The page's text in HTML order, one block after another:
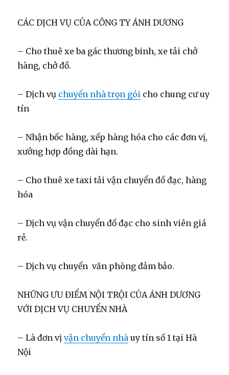
CÁC DỊCH VỤ CỦA CÔNG TY ÁNH DƯƠNG
– Cho thuê xe ba gác thương binh, xe tải chở
hàng, chở đồ.
– Dịch vụ chuyển nhà trọn gói cho chung cư uy
tín
– Nhận bốc hàng, xếp hàng hóa cho các đơn vị,
xưởng hợp đồng dài hạn.
– Cho thuê xe taxi tải vận chuyển đồ đạc, hàng
hóa
– Dịch vụ vận chuyển đồ đạc cho sinh viên giá
rẻ.
– Dịch vụ chuyển văn phòng đảm bảo.
NHỮNG ƯU ĐIỂM NỘI TRỘI CỦA ÁNH DƯƠNG
VỚI DỊCH VỤ CHUYỂN NHÀ
– Là đơn vịvận chuyển nhà uy tín số 1 tại Hà
Nội